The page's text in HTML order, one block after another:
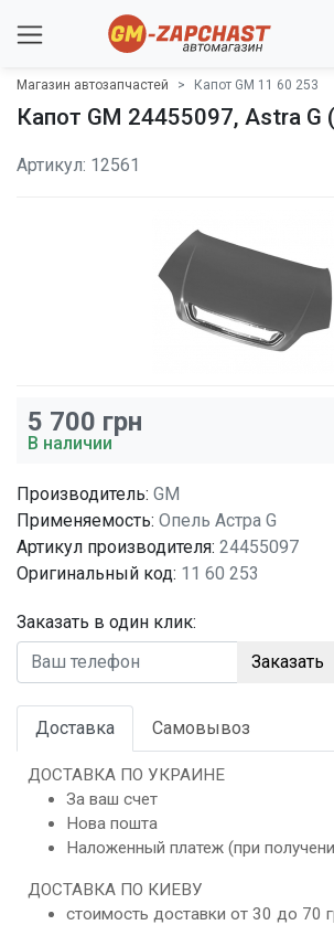
Магазин автозапчастей Капот GM 11 60 253
Капот GM 24455097, Astra G
Артикул: 12561
5 700 грн
В наличии
Производитель: GM
Применяемость: Опель Астра G
Артикул производителя: 24455097
Оригинальный код: 11 60 253
Заказать в один клик:
Заказать
Доставка Самовывоз
ДОСТАВКА ПО УКРАИНЕ
За ваш счет
Нова пошта
Наложенный платеж (при
ДОСТАВКА ПО КИЕВУ
стоимость доставки от 30 до 70